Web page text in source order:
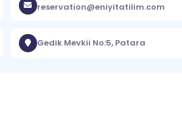
reservation@eniyitatilim.com
Gedik Mevkii No:5, Patara